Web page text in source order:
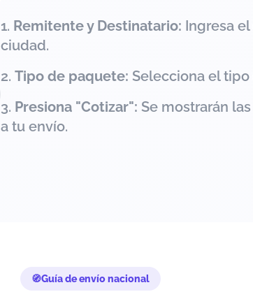
Remitente y Destinatario: Ingresa
ciudad.
Tipo de paquete: Selecciona el
Presiona "Cotizar": Se mostrarán
a tu envío.
Guía de envío nacional